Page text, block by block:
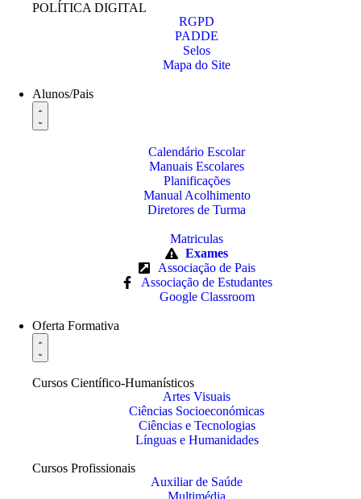
POLÍTICA DIGITAL
RGPD
PADDE
Selos
Mapa do Site
Alunos/Pais
Calendário Escolar
Manuais Escolares
Planificações
Manual Acolhimento
Diretores de Turma
Matriculas
Exames
Associação de Pais
Associação de Estudantes
Google Classroom
Oferta Formativa
Cursos Científico-Humanísticos
Artes Visuais
Ciências Socioeconómicas
Ciências e Tecnologias
Línguas e Humanidades
Cursos Profissionais
Auxiliar de Saúde
Multimédia